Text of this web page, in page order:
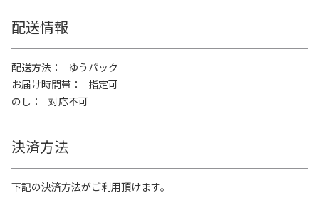
配送情報
配送方法
ゆうパック
お届け時間帯
指定可
のし
対応不可
決済方法
下記の決済方法がご利用頂けます。